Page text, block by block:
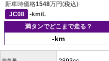
新車時価格1548万円(税込)
JC08
-km/L
満タンでどこまで走る？
-km